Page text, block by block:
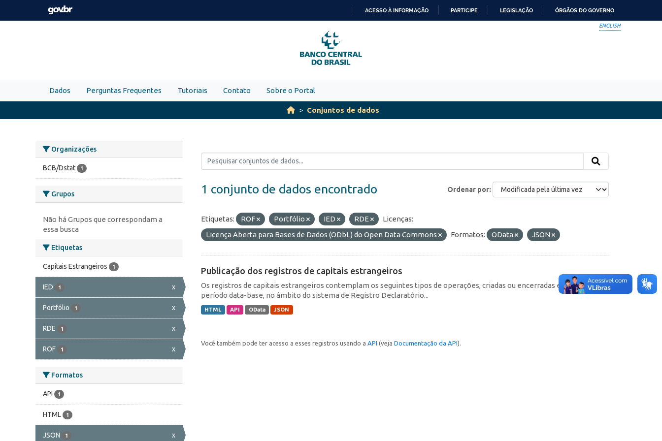
Skip to main content
PARA
O
CONTEÚDO
ACESSO À INFORMAÇÃO PARTICIPE LEGISLAÇÃO ÓRGÃOS DO GOVERNO
ENGLISH
Dados Perguntas Frequentes Tutoriais Contato Sobre o Portal
Conjuntos de dados
Organizações
BCB/Dstat 1
Grupos
Não há Grupos que correspondam a
essa busca
Etiquetas
Capitais Estrangeiros 1
IED 1 x
Portfólio 1 x
RDE 1 x
ROF 1 x
Formatos
API 1
HTML 1
JSON 1 x
Ordenar por
1 conjunto de dados encontrado
Etiquetas: ROF Portfólio IED RDE
Licenças:
Licença Aberta para Bases de Dados (ODbL) do Open Data Commons
Formatos: OData JSON
Publicação dos registros de capitais estrangeiros
Os registros de capitais estrangeiros contemplam os seguintes tipos de operações, criadas ou encerradas em cada
período data-base, no âmbito do sistema de Registro Declaratório...
HTML API OData JSON
Você também pode ter acesso a esses registros usando a API (veja Documentação da API).